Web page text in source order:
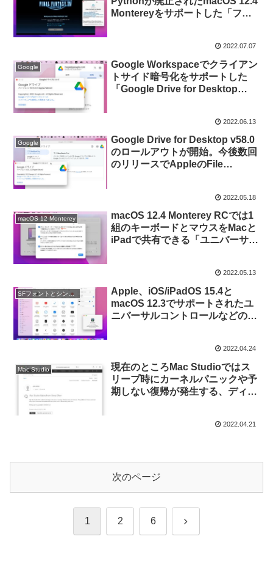
Montereyをサポートした「ファ
2022.07.07
Google
Google Workspaceでクライアン
トサイド暗号化をサポートした
「Google Drive for Desktop
2022.06.13
Google
Google Drive for Desktop v58.0
のロールアウトが開始。今後数回
のリリースでAppleのFile
2022.05.18
macOS 12 Monterey
macOS 12.4 Monterey RCでは1
組のキーボードとマウスをMacと
iPadで共有できる「ユニバーサル
2022.05.13
SFフォントとシンボル
Apple、iOS/iPadOS 15.4と
macOS 12.3でサポートされたユ
ニバーサルコントロールなどの7
2022.04.24
Mac Studio
現在のところMac Studioではス
リープ時にカーネルパニックや予
期しない復帰が発生する、ディス
2022.04.21
次のページ
1 2 6 次